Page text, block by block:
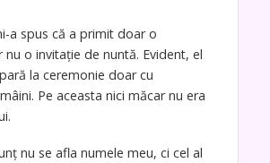
a spus că a primit doar o
nu o invitație de nuntă. Evident, el
la ceremonie doar cu
Pe aceasta nici măcar nu era
nu se afla numele meu, ci cel al